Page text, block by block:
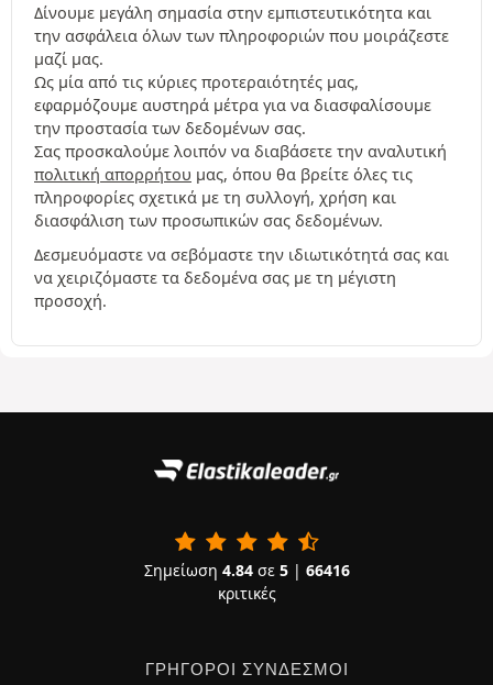
Δίνουμε μεγάλη σημασία στην εμπιστευτικότητα και
την ασφάλεια όλων των πληροφοριών που μοιράζεστε
μαζί μας.
Ως μία από τις κύριες προτεραιότητές μας,
εφαρμόζουμε αυστηρά μέτρα για να διασφαλίσουμε
την προστασία των δεδομένων σας.
Σας προσκαλούμε λοιπόν να διαβάσετε την αναλυτική
πολιτική απορρήτου μας, όπου θα βρείτε όλες τις
πληροφορίες σχετικά με τη συλλογή, χρήση και
διασφάλιση των προσωπικών σας δεδομένων.
Δεσμευόμαστε να σεβόμαστε την ιδιωτικότητά σας και
να χειριζόμαστε τα δεδομένα σας με τη μέγιστη
προσοχή.
Σημείωση 4.84σε 5| 66416
κριτικές
ΓΡΉΓΟΡΟΙ ΣΎΝΔΕΣΜΟΙ